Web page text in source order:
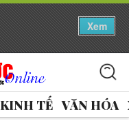
Xem
KINH TẾ VĂN HÓA